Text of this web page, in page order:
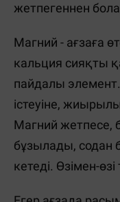
жетпегеннен
Магний - ағзаға
кальция сияқты
пайдалы
істеуіне,
Магний жетпесе,
бұзылады, содан
кетеді. Өзімен-